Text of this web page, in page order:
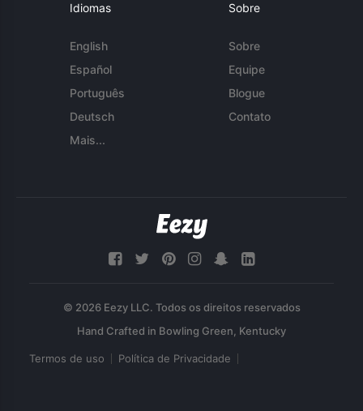
Idiomas
English
Español
Português
Deutsch
Mais...
Sobre
Sobre
Equipe
Blogue
Contato
© 2026 Eezy LLC. Todos os direitos reservados
Termos de uso Política de Privacidade